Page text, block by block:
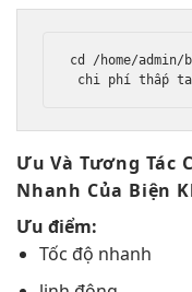
cd /home/admin/
chi phí thấp
Ưu Và Tương Tác
Nhanh Của Biện
Ưu điểm:
Tốc độ nhanh